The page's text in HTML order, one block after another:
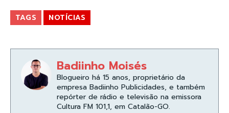
TAGS NOTÍCIAS
Badiinho Moisés
Blogueiro há 15 anos, proprietário da
empresa Badiinho Publicidades, e também
repórter de rádio e televisão na emissora
Cultura FM 101,1, em Catalão-GO.